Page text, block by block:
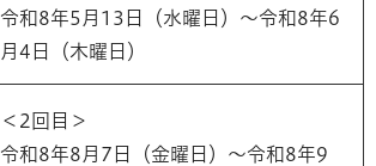
令和8年5月13日（水曜日）～令和8年6
月4日（木曜日）
＜2回目＞
令和8年8月7日（金曜日）～令和8年9